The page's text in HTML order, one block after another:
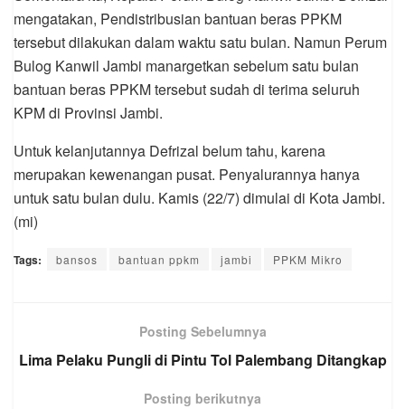
mengatakan, Pendistribusian bantuan beras PPKM
tersebut dilakukan dalam waktu satu bulan. Namun Perum
Bulog Kanwil Jambi manargetkan sebelum satu bulan
bantuan beras PPKM tersebut sudah di terima seluruh
KPM di Provinsi Jambi.
Untuk kelanjutannya Defrizal belum tahu, karena
merupakan kewenangan pusat. Penyalurannya hanya
untuk satu bulan dulu. Kamis (22/7) dimulai di Kota Jambi.
(mi)
Tags: bansos bantuan ppkm jambi PPKM Mikro
Posting Sebelumnya
Lima Pelaku Pungli di Pintu Tol Palembang Ditangkap
Posting berikutnya